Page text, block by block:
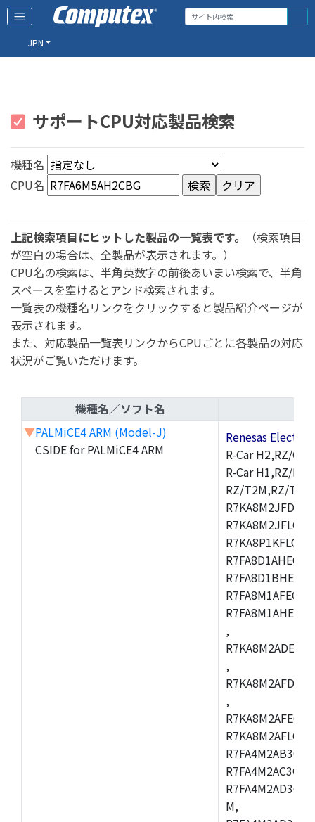
JPN
サポートCPU対応製品検索
機種名
CPU名
上記検索項目にヒットした製品の一覧表です。
（検索項目
が空白の場合は、全製品が表示されます。）
CPU名の検索は、半角英数字の前後あいまい検索で、半角
スペースを空けるとアンド検索されます。
一覧表の機種名リンクをクリックすると製品紹介ページが
表示されます。
また、対応製品一覧表リンクからCPUごとに各製品の対応
状況がご覧いただけます。
機種名／ソフト名
▼PALMiCE4 ARM (Model-J)
CSIDE for PALMiCE4 ARM
Renesas
R-Car H2,RZ/
R-Car H1,RZ/
RZ/T2M,RZ/
,
,
,
M,